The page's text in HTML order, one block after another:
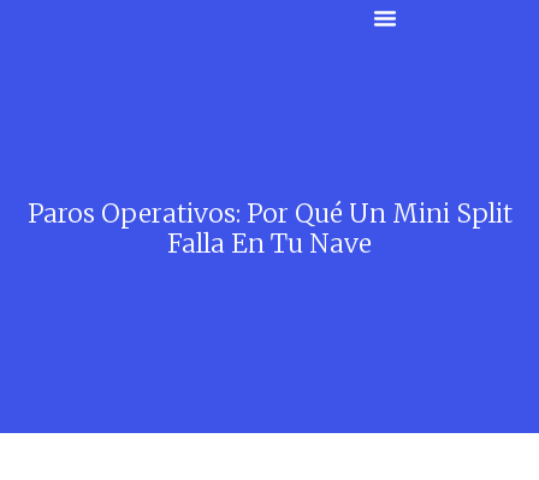
Paros Operativos: Por Qué Un Mini Split
Falla En Tu Nave